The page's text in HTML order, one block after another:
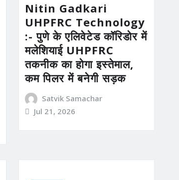
Nitin Gadkari
UHPFRC Technology
:- पुणे के एलिवेटेड कॉरिडोर में
मलेशियाई UHPFRC
तकनीक का होगा इस्तेमाल,
कम पिलर में बनेगी सड़क
Satvik Samachar
Jul 21, 2026